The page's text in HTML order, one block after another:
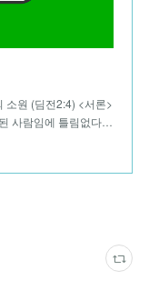
원 (딤전2:4) <서론>
사람임에 틀림없다…